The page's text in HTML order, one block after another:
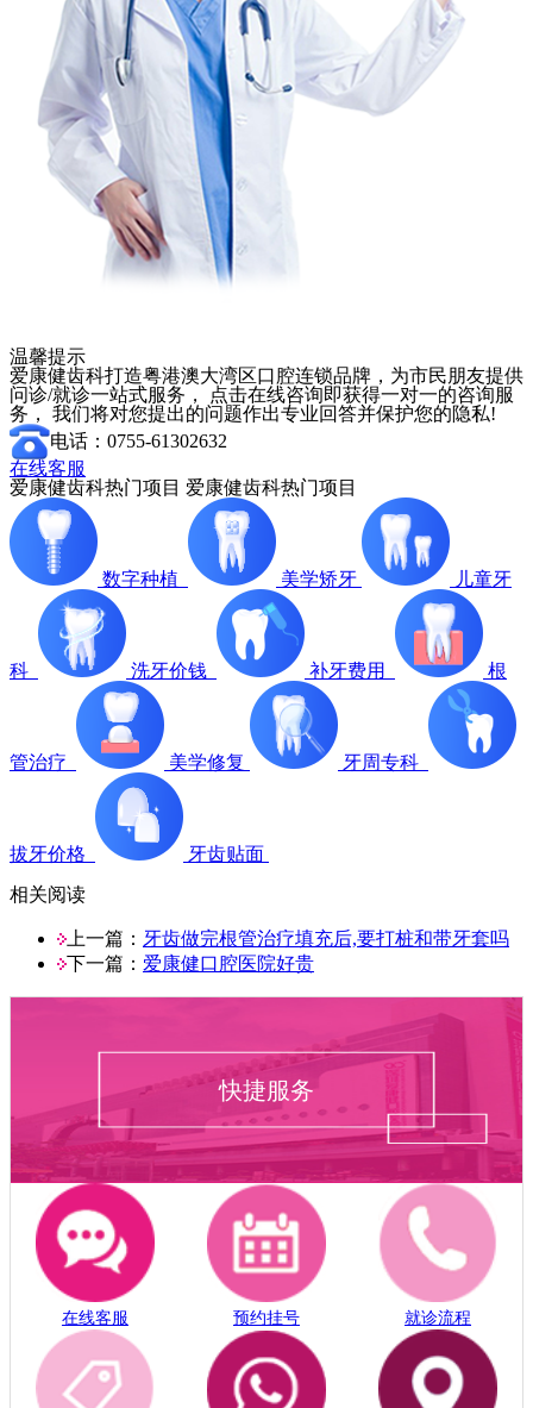
温馨提示
爱康健齿科打造粤港澳大湾区口腔连锁品牌，为市民朋友提供
问诊/就诊一站式服务， 点击在线咨询即获得一对一的咨询服
务， 我们将对您提出的问题作出专业回答并保护您的隐私!
电话：0755-61302632
在线客服
爱康健齿科热门项目 爱康健齿科热门项目
数字种植 美学矫牙 儿童牙
科 洗牙价钱 补牙费用 根
管治疗 美学修复 牙周专科
拔牙价格
牙齿贴面
相关阅读
上一篇： 牙齿做完根管治疗填充后,要打桩和带牙套吗
下一篇： 爱康健口腔医院好贵
快捷服务
在线客服 预约挂号 就诊流程